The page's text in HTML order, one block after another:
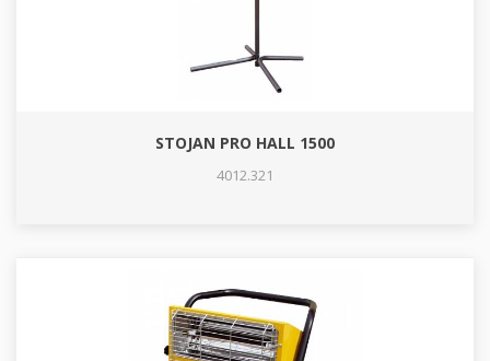
STOJAN PRO HALL 1500
4012.321